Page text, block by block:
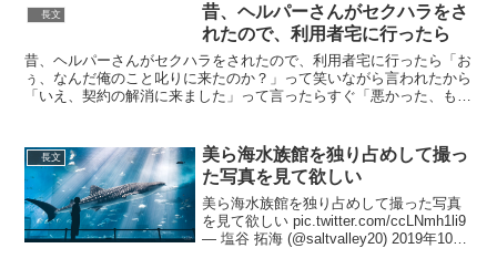
長文
昔、ヘルパーさんがセクハラをさ
れたので、利用者宅に行ったら
昔、ヘルパーさんがセクハラをされたので、利用者宅に行ったら「お
ぅ、なんだ俺のこと叱りに来たのか？」って笑いながら言われたから
「いえ、契約の解消に来ました」って言ったらすぐ「悪かった、もう
長文
美ら海水族館を独り占めして撮っ
た写真を見て欲しい
美ら海水族館を独り占めして撮った写真
を見て欲しい pic.twitter.com/ccLNmh1li9
— 塩谷 拓海 (@saltvalley20) 2019年10月